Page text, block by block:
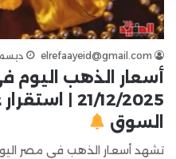
elrefaayeid@gmail.com ديسمبر 21,
أسعار الذهب اليوم
السوق